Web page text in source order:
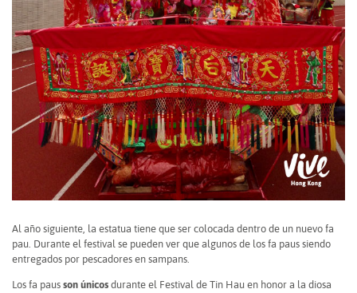
Al año siguiente, la estatua tiene que ser colocada dentro de un nuevo fa
pau. Durante el festival se pueden ver que algunos de los fa paus siendo
entregados por pescadores en sampans.
Los fa paus son únicos durante el Festival de Tin Hau en honor a la diosa